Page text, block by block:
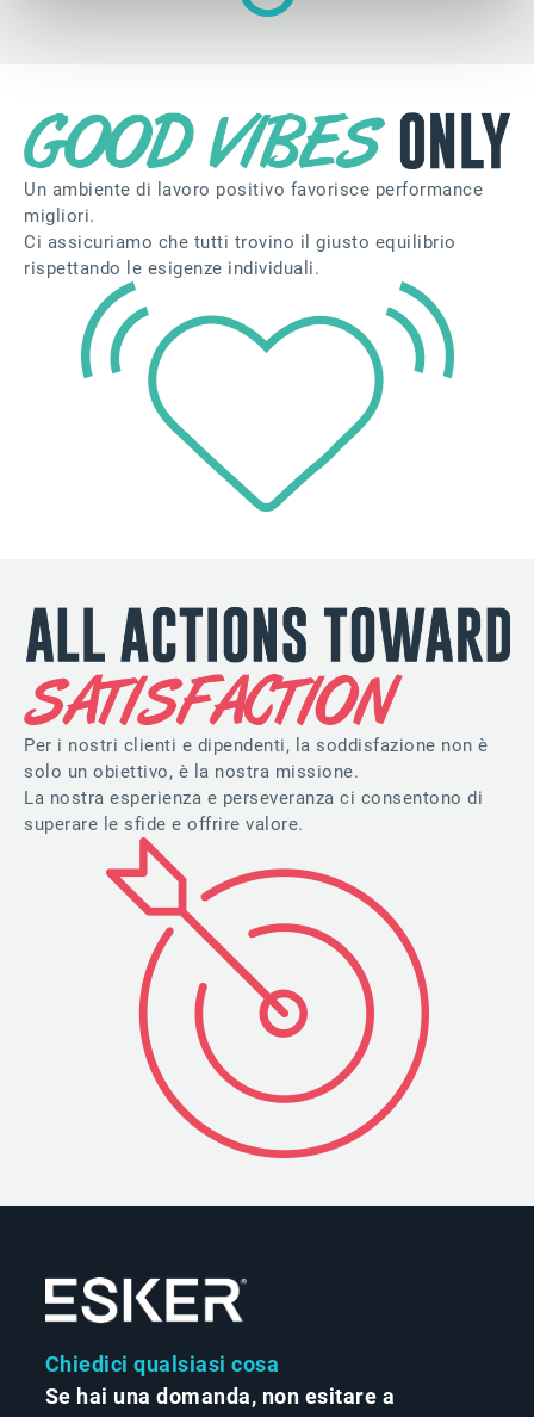
Un ambiente di lavoro positivo favorisce performance
migliori.
Ci assicuriamo che tutti trovino il giusto equilibrio
rispettando le esigenze individuali.
Per i nostri clienti e dipendenti, la soddisfazione non è
solo un obiettivo, è la nostra missione.
La nostra esperienza e perseveranza ci consentono di
superare le sfide e offrire valore.
Chiedici qualsiasi cosa
Se hai una domanda, non esitare a